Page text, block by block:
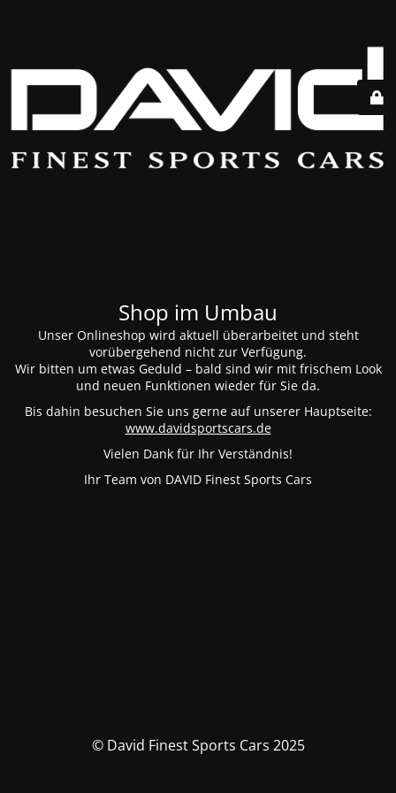
Shop im Umbau
Unser Onlineshop wird aktuell überarbeitet und steht
vorübergehend nicht zur Verfügung.
Wir bitten um etwas Geduld – bald sind wir mit frischem Look
und neuen Funktionen wieder für Sie da.
Bis dahin besuchen Sie uns gerne auf unserer Hauptseite:
www.davidsportscars.de
Vielen Dank für Ihr Verständnis!
Ihr Team von DAVID Finest Sports Cars
© David Finest Sports Cars 2025